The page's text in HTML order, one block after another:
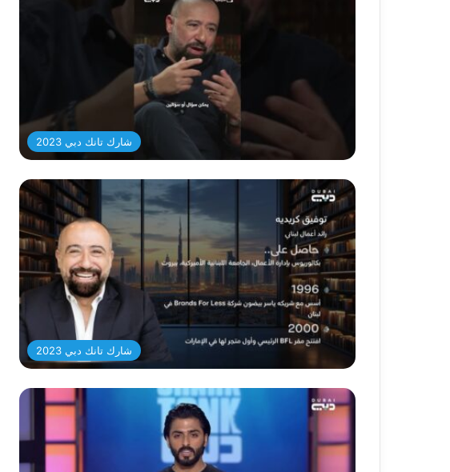
شارك تانك دبي 2023
شارك تانك دبي 2023